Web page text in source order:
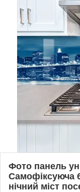
Фото панель
Самофіксуюча
нічний міст